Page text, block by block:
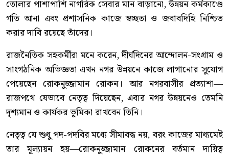
তোলার পাশাপাশি নাগরিক সেবার মান বাড়ানো, উন্নয়ন কর্মকাণ্ডে
গতি আনা এবং প্রশাসনিক কাজে স্বচ্ছতা ও জবাবদিহি নিশ্চিত
করার দাবি রয়েছে তাঁদের।
রাজনৈতিক সহকর্মীরা মনে করেন, দীর্ঘদিনের আন্দোলন-সংগ্রাম ও
সাংগঠনিক অভিজ্ঞতা এখন নগর উন্নয়নে কাজে লাগানোর সুযোগ
পেয়েছেন রোকনুজ্জামান রোকন। আর নগরবাসীর প্রত্যাশা—
রাজপথে যেভাবে নেতৃত্ব দিয়েছেন, এবার নগর উন্নয়নেও তেমনি
দৃশ্যমান ও কার্যকর ভূমিকা রাখবেন তিনি।
নেতৃত্ব যে শুধু পদ-পদবির মধ্যে সীমাবদ্ধ নয়, বরং কাজের মাধ্যমেই
তার মূল্যায়ন হয়—রোকনুজ্জামান রোকনের বর্তমান দায়িত্ব